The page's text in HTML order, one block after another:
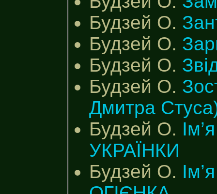
Будзей О.
Будзей О.
Будзей О.
Будзей О.
Дмитра
Будзей О.
УКРАЇНКИ
Будзей О.